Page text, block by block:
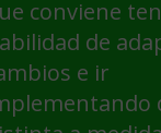
conviene
de
e ir